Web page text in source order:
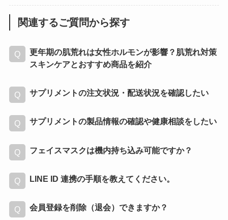
関連するご質問から探す
更年期の肌荒れは女性ホルモンが影響？肌荒れ対策
スキンケアとおすすめ商品を紹介
サプリメントの注文状況・配送状況を確認したい
サプリメントの製品情報の確認や健康相談をしたい
フェイスマスクは機内持ち込み可能ですか？
LINE ID 連携の手順を教えてください。
会員登録を削除（退会）できますか？